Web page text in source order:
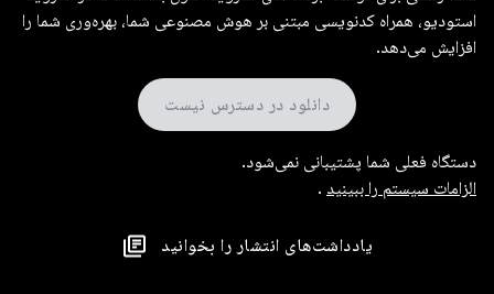
استودیو، همراه کدنویسی مبتنی بر هوش مصنوعی شما، بهره‌وری شما را
افزایش می‌دهد.
دانلود در دسترس نیست
دستگاه فعلی شما پشتیبانی نمی‌شود.
الزامات سیستم را ببینید .
یادداشت‌های انتشار را بخوانید